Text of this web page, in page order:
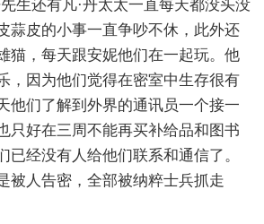
生还有凡·丹太太一直每天都没头没
蒜皮的小事一直争吵不休，此外还
猫，每天跟安妮他们在一起玩。他
，因为他们觉得在密室中生存很有
他们了解到外界的通讯员一个接一
只好在三周不能再买补给品和图书
已经没有人给他们联系和通信了。
被人告密，全部被纳粹士兵抓走